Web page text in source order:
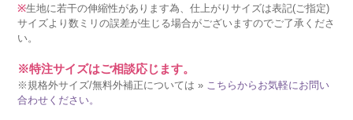
※生地に若干の伸縮性があります為、仕上がりサイズは表記(ご指定)
サイズより数ミリの誤差が生じる場合がございますのでご了承くださ
い。
※特注サイズはご相談応じます。
※規格外サイズ/無料外補正については » こちらからお気軽にお問い
合わせください。